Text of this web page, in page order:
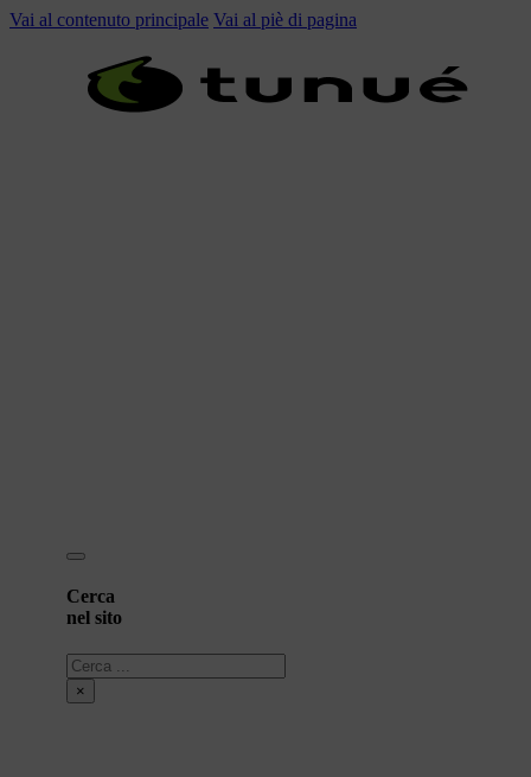
Vai al contenuto principale Vai al piè di pagina
Cerca
nel sito
Cerca
×